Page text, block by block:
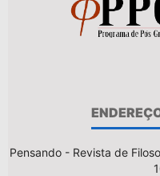
Pensando - Revista de